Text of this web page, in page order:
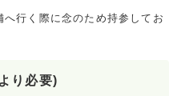
行く際に念のため持参してお
り必要)